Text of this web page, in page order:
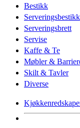
Bestikk
Serveringsbestikk
Serveringsbrett
Servise
Kaffe & Te
Møbler &
Skilt & Tavler
Diverse